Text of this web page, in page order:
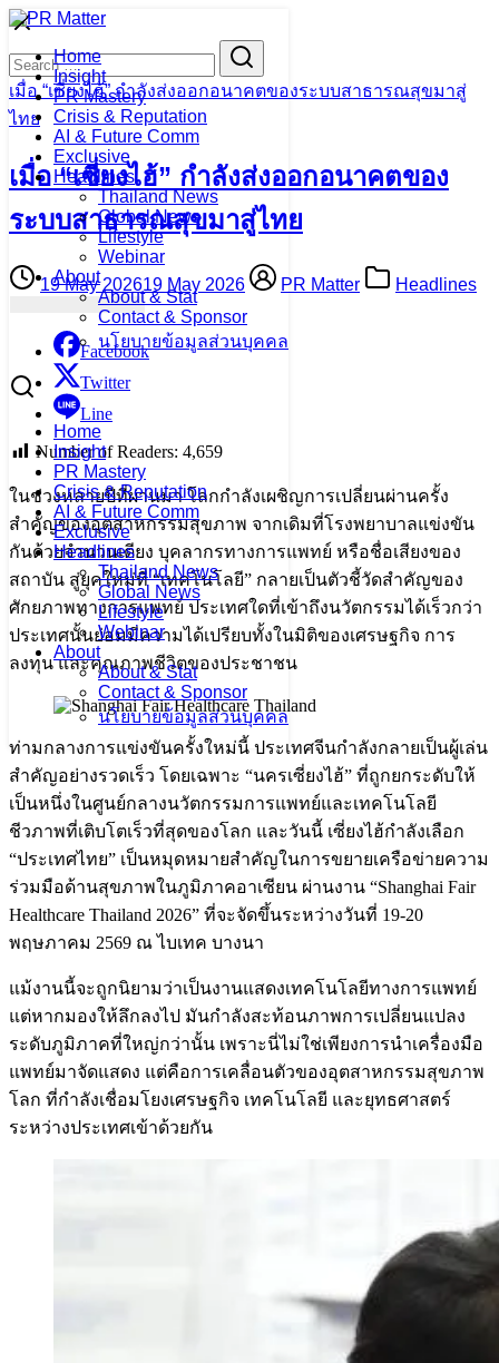
Skip
contentHome
Insight
PR Mastery
Crisis & Reputation
AI & Future Comm
Exclusive
Headlines
Thailand News
Global News
Lifestyle
Webinar
About
About & Stat
Contact & Sponsor
นโยบายข้อมูลส่วนบุคคล
Home
Insight
PR Mastery
Crisis & Reputation
AI & Future Comm
Exclusive
Headlines
Thailand News
Global News
Lifestyle
Webinar
About
About & Stat
Contact & Sponsor
นโยบายข้อมูลส่วนบุคคล
Search
for:
เมื่อ “เซี่ยงไฮ้” กำลังส่งออกอนาคตของระบบสาธารณสุขมาสู่
ไทย
เมื่อ “เซี่ยงไฮ้” กำลังส่งออกอนาคตของ
ระบบสาธารณสุขมาสู่ไทย
19 May 202619 May 2026 PR Matter Headlines
Facebook
Twitter
Line
Number of Readers: 4,659
ในช่วงหลายปีที่ผ่านมา โลกกำลังเผชิญการเปลี่ยนผ่านครั้ง
สำคัญของอุตสาหกรรมสุขภาพ จากเดิมที่โรงพยาบาลแข่งขัน
กันด้วยจำนวนเตียง บุคลากรทางการแพทย์ หรือชื่อเสียงของ
สถาบัน สู่ยุคใหม่ที่ “เทคโนโลยี” กลายเป็นตัวชี้วัดสำคัญของ
ศักยภาพทางการแพทย์ ประเทศใดที่เข้าถึงนวัตกรรมได้เร็วกว่า
ประเทศนั้นย่อมมีความได้เปรียบทั้งในมิติของเศรษฐกิจ การ
ลงทุน และคุณภาพชีวิตของประชาชน
ท่ามกลางการแข่งขันครั้งใหม่นี้ ประเทศจีนกำลังกลายเป็นผู้เล่น
สำคัญอย่างรวดเร็ว โดยเฉพาะ “นครเซี่ยงไฮ้” ที่ถูกยกระดับให้
เป็นหนึ่งในศูนย์กลางนวัตกรรมการแพทย์และเทคโนโลยี
ชีวภาพที่เติบโตเร็วที่สุดของโลก และวันนี้ เซี่ยงไฮ้กำลังเลือก
“ประเทศไทย” เป็นหมุดหมายสำคัญในการขยายเครือข่ายความ
ร่วมมือด้านสุขภาพในภูมิภาคอาเซียน ผ่านงาน “Shanghai Fair
Healthcare Thailand 2026” ที่จะจัดขึ้นระหว่างวันที่ 19-20
พฤษภาคม 2569 ณ ไบเทค บางนา
แม้งานนี้จะถูกนิยามว่าเป็นงานแสดงเทคโนโลยีทางการแพทย์
แต่หากมองให้ลึกลงไป มันกำลังสะท้อนภาพการเปลี่ยนแปลง
ระดับภูมิภาคที่ใหญ่กว่านั้น เพราะนี่ไม่ใช่เพียงการนำเครื่องมือ
แพทย์มาจัดแสดง แต่คือการเคลื่อนตัวของอุตสาหกรรมสุขภาพ
โลก ที่กำลังเชื่อมโยงเศรษฐกิจ เทคโนโลยี และยุทธศาสตร์
ระหว่างประเทศเข้าด้วยกัน